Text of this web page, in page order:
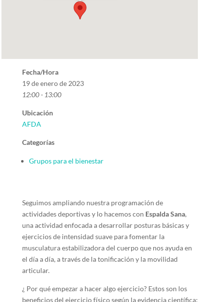
Fecha/Hora
19 de enero de 2023
12:00 - 13:00
Ubicación
AFDA
Categorías
Grupos para el bienestar
Seguimos ampliando nuestra programación de
actividades deportivas y lo hacemos con Espalda Sana,
una actividad enfocada a desarrollar posturas básicas y
ejercicios de intensidad suave para fomentar la
musculatura estabilizadora del cuerpo que nos ayuda en
el día a día, a través de la tonificación y la movilidad
articular.
¿ Por qué empezar a hacer algo ejercicio? Estos son los
beneficios del ejercicio físico según la evidencia científica: